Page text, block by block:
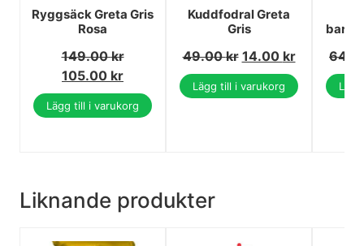
Ryggsäck Greta Gris
Rosa
149.00kr
105.00 kr
Lägg till i varukorg
Kuddfodral Greta
Gris
49.00kr 14.00 kr
Lägg till i varukorg
Liknande produkter